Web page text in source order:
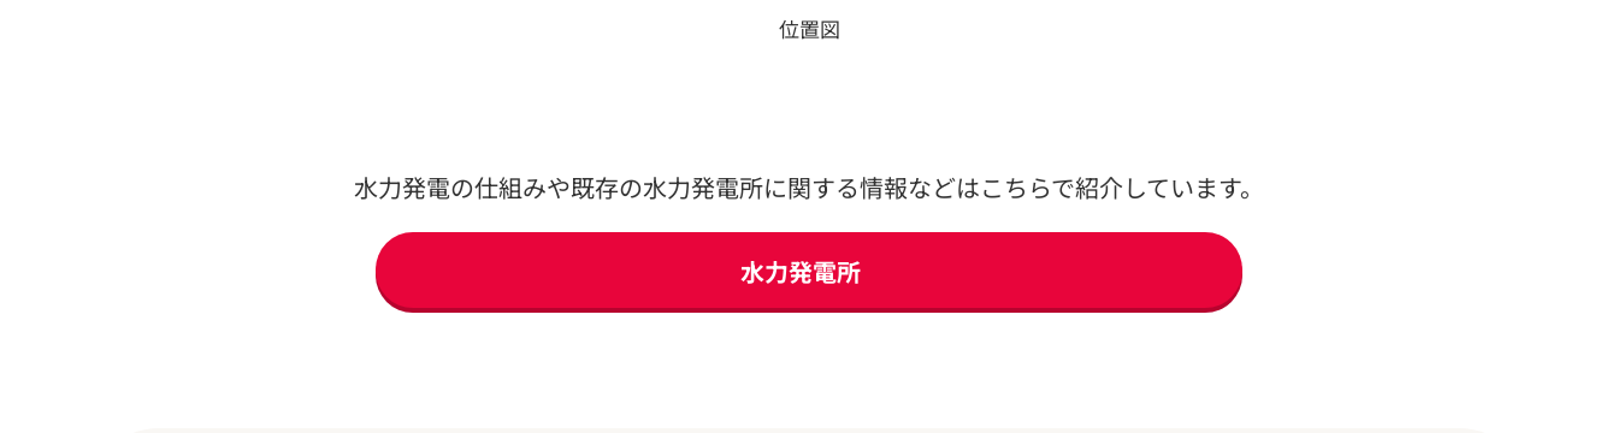
位置図
水力発電の仕組みや既存の水力発電所に関する情報などはこちらで紹介しています。
水力発電所